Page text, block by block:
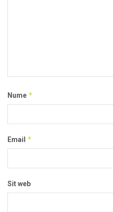
Nume *
Email *
Sit web